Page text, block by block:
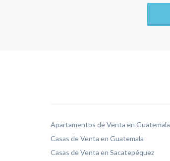
Apartamentos de Venta en Guatemala
Casas de Venta en Guatemala
Casas de Venta en Sacatepéquez